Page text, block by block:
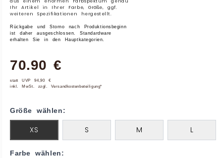
Ihr Artikel in Ihrer Farbe, Größe, ggf.
weiteren Spezifikationen hergestellt.
Rückgabe und Storno nach Produktionsbeginn
ist daher ausgeschlossen. Standardware
erhalten Sie in den Hauptkategorien.
70.90 €
statt UVP 94,90 €
inkl. MwSt. zzgl. Versandkostenbeteiligung*
Größe wählen:
XS S M L
Farbe wählen: